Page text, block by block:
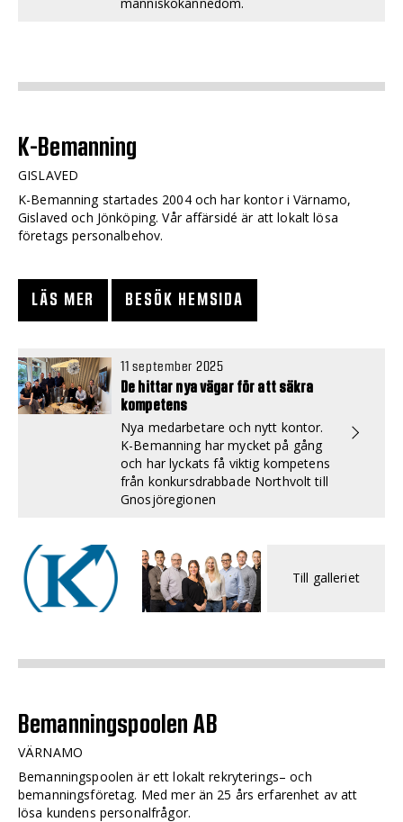
K-Bemanning
GISLAVED
K-Bemanning startades 2004 och har kontor i Värnamo,
Gislaved och Jönköping. Vår affärsidé är att lokalt lösa
företags personalbehov.
LÄS MER BESÖK HEMSIDA
11 september 2025
De hittar nya vägar för att säkra
kompetens
Nya medarbetare och nytt kontor.
K-Bemanning har mycket på gång
och har lyckats få viktig kompetens
från konkursdrabbade Northvolt till
Gnosjöregionen
Till galleriet
Bemanningspoolen AB
VÄRNAMO
Bemanningspoolen är ett lokalt rekryterings– och
bemanningsföretag. Med mer än 25 års erfarenhet av att
lösa kundens personalfrågor.